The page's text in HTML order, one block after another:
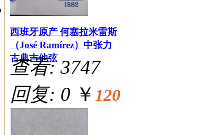
西班牙原产 何塞拉米雷斯
（José Ramírez）中张力
古典吉他弦
查看: 3747
回复: 0 ￥ 120